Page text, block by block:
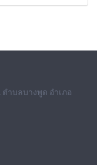
ำบลบางพูด อำเภอ